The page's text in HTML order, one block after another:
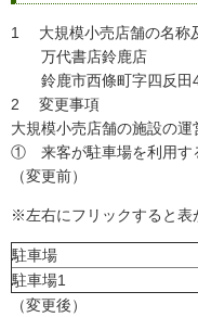
1 大規模小売店舗の名称
万代書店鈴鹿店
鈴鹿市西條町字四反田
2 変更事項
大規模小売店舗の施設の
① 来客が駐車場を利用す
（変更前）
※左右にフリックすると表
駐車場
駐車場1
（変更後）